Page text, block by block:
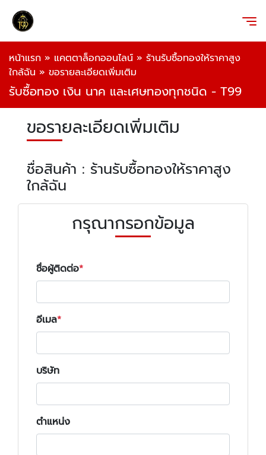
หน้าแรก » แคตตาล็อกออนไลน์ » ร้านรับซื้อทองให้ราคาสูง
ใกล้ฉัน » ขอรายละเอียดเพิ่มเติม
รับซื้อทอง เงิน นาค และเศษทองทุกชนิด - T99
ขอรายละเอียดเพิ่มเติม
ชื่อสินค้า : ร้านรับซื้อทองให้ราคาสูง
ใกล้ฉัน
กรุณากรอกข้อมูล
ชื่อผู้ติดต่อ
อีเมล
บริษัท
ตำแหน่ง